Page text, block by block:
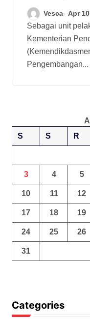
Budaya
Pegawai
Vesca Apr
Sebagai unit pelaksana teknis di bawah
Kementerian
Pengembangan...
S
S R
3 4 5
10 11 12
17 18 19
24 25 26
31
Categories